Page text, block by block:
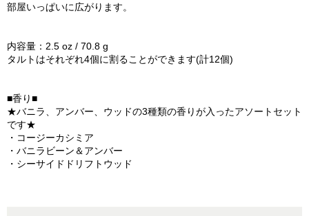
部屋いっぱいに広がります。
内容量：2.5 oz / 70.8 g
タルトはそれぞれ4個に割ることができます(計12個)
■香り■
★バニラ、アンバー、ウッドの3種類の香りが入ったアソートセット
です★
・コージーカシミア
・バニラビーン＆アンバー
・シーサイドドリフトウッド